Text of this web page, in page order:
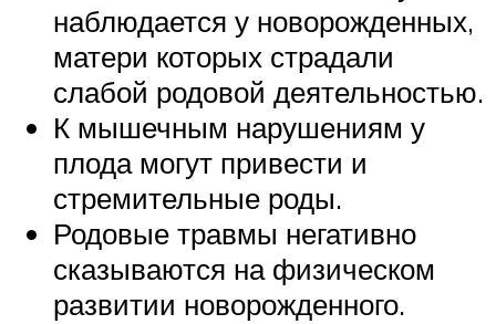
наблюдается у новорожденных,
матери которых страдали
слабой родовой деятельностью.
К мышечным нарушениям у
плода могут привести и
стремительные роды.
Родовые травмы негативно
сказываются на физическом
развитии новорожденного.